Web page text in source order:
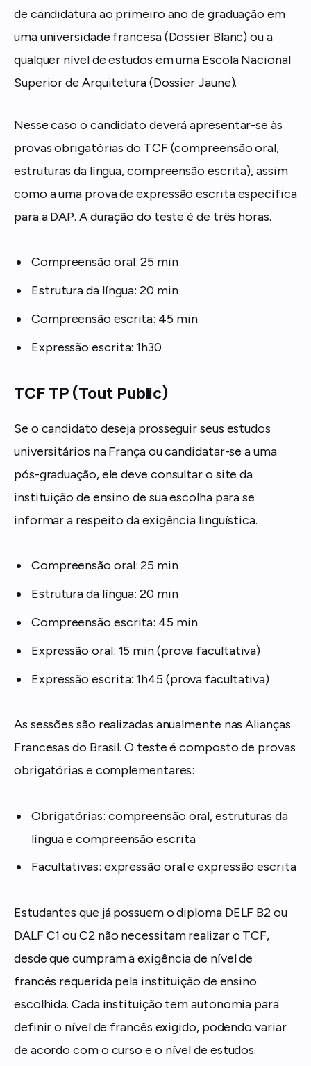
de candidatura ao primeiro ano de graduação em
uma universidade francesa (Dossier Blanc) ou a
qualquer nível de estudos em uma Escola Nacional
Superior de Arquitetura (Dossier Jaune).
Nesse caso o candidato deverá apresentar-se às
provas obrigatórias do TCF (compreensão oral,
estruturas da língua, compreensão escrita), assim
como a uma prova de expressão escrita específica
para a DAP. A duração do teste é de três horas.
Compreensão oral: 25 min
Estrutura da língua: 20 min
Compreensão escrita: 45 min
Expressão escrita: 1h30
TCF TP (Tout Public)
Se o candidato deseja prosseguir seus estudos
universitários na França ou candidatar-se a uma
pós-graduação, ele deve consultar o site da
instituição de ensino de sua escolha para se
informar a respeito da exigência linguística.
Compreensão oral: 25 min
Estrutura da língua: 20 min
Compreensão escrita: 45 min
Expressão oral: 15 min (prova facultativa)
Expressão escrita: 1h45 (prova facultativa)
As sessões são realizadas anualmente nas Alianças
Francesas do Brasil. O teste é composto de provas
obrigatórias e complementares:
Obrigatórias: compreensão oral, estruturas da
língua e compreensão escrita
Facultativas: expressão oral e expressão escrita
Estudantes que já possuem o diploma DELF B2 ou
DALF C1 ou C2 não necessitam realizar o TCF,
desde que cumpram a exigência de nível de
francês requerida pela instituição de ensino
escolhida. Cada instituição tem autonomia para
definir o nível de francês exigido, podendo variar
de acordo com o curso e o nível de estudos.